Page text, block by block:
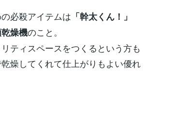
必殺アイテムは 「幹太くん！」
燥機のこと。
ティスペースをつくるという方も
燥してくれて仕上がりもよい優れ